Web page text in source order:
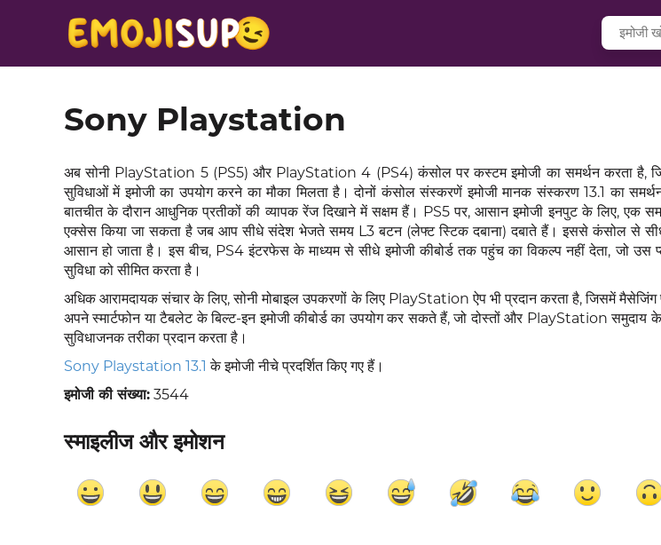
Sony Playstation
अब सोनी PlayStation 5 (PS5) और PlayStation 4 (PS4) कंसोल पर कस्टम इमोजी का समर्थन करता है,
सुविधाओं में इमोजी का उपयोग करने का मौका मिलता है। दोनों कंसोल संस्करणें इमोजी मानक संस्करण 13.1 का
बातचीत के दौरान आधुनिक प्रतीकों की व्यापक रेंज दिखाने में सक्षम हैं। PS5 पर, आसान इमोजी इनपुट के लिए, एक
एक्सेस किया जा सकता है जब आप सीधे संदेश भेजते समय L3 बटन (लेफ्ट स्टिक दबाना) दबाते हैं। इससे कंसोल से
आसान हो जाता है। इस बीच, PS4 इंटरफेस के माध्यम से सीधे इमोजी कीबोर्ड तक पहुंच का विकल्प नहीं देता, जो उस
सुविधा को सीमित करता है।
अधिक आरामदायक संचार के लिए, सोनी मोबाइल उपकरणों के लिए PlayStation ऐप भी प्रदान करता है, जिसमें मैसेजिंग
अपने स्मार्टफोन या टैबलेट के बिल्ट-इन इमोजी कीबोर्ड का उपयोग कर सकते हैं, जो दोस्तों और PlayStation
सुविधाजनक तरीका प्रदान करता है।
Sony Playstation 13.1 के इमोजी नीचे प्रदर्शित किए गए हैं।
इमोजी की संख्या: 3544
स्माइलीज और इमोशन